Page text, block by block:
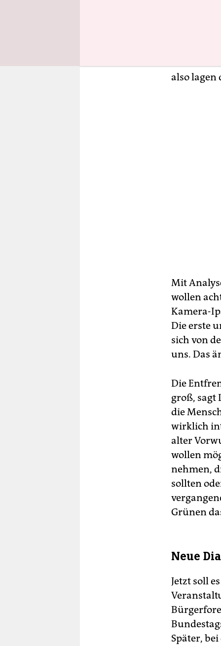
also lagen
Mit
wollen
Kamera-
Die erste
sich von
uns. Das
Die
groß, sagt
die
wirklich
alter
wollen
nehmen,
sollten
Grünen
Neue
Jetzt soll
Später,